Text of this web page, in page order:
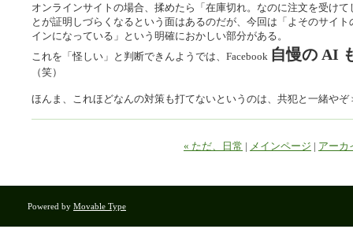
オンラインサイトの場合、揉めたら「在庫切れ。なのに注文を受け
とが証明しづらくなるという面はあるのだが、今回は「よそのサイ
インになっている」という明確におかしい部分がある。
これを「怪しい」と判断できんようでは、Facebook 自慢の AI
（笑）
ほんま、これほどなんの対策も打てないというのは、共犯と一緒やぞ
« ただ、日常 | メインページ | アーカ
Powered by Movable Type